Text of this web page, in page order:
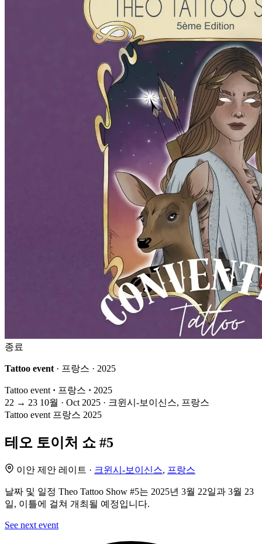
종료
Tattoo event · 프랑스 · 2025
Tattoo event · 프랑스 · 2025
22 → 23 10월 · Oct 2025 · 크윈시-보이신스, 프랑스
Tattoo event 프랑스 2025
테오 토이처 쇼 #5
이안 제안 레이트 · 크윈시-보이신스, 프랑스
날짜 및 일정 Theo Tattoo Show #5는 2025년 3월 22일과 3월 23
일, 이틀에 걸쳐 개최될 예정입니다.
See next event